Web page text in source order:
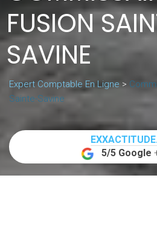
FUSION
SAVINE
Expert Comptable En Ligne >
Sainte-Savine
5/5 Google